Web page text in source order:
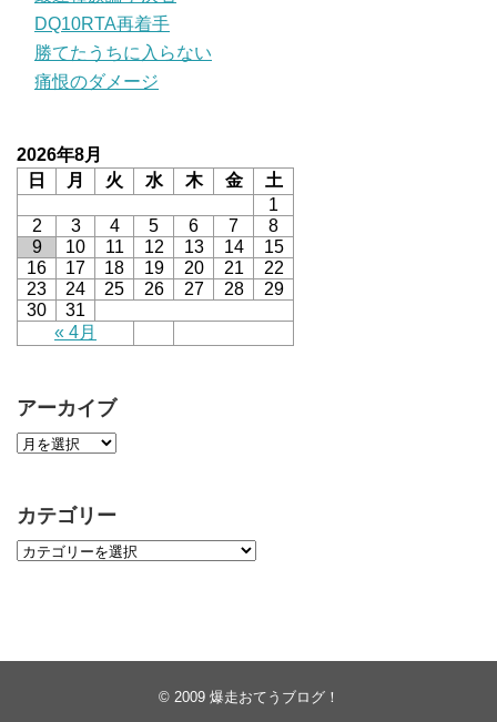
DQ10RTA再着手
勝てたうちに入らない
痛恨のダメージ
2026年8月
日
月 火 水 木 金 土
« 4月
1
2
3 4 5 6 7
8
9
10 11 12 13 14
15
16
17 18 19 20 21
22
23
24 25 26 27 28
29
30
31
アーカイブ
カテゴリー
© 2009 爆走おてうブログ！